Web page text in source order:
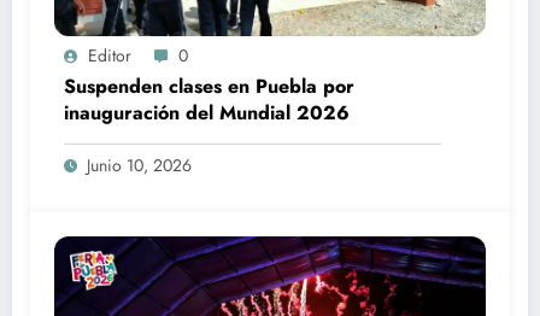
Editor 0
Suspenden clases en Puebla por
inauguración del Mundial 2026
Junio 10, 2026